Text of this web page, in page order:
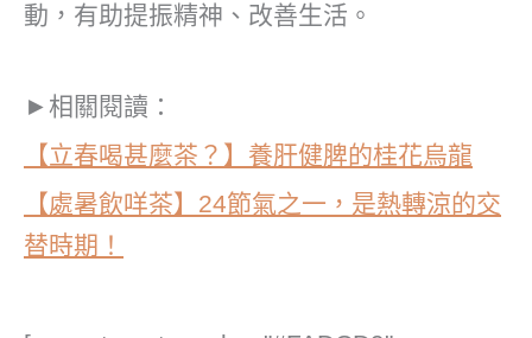
動，有助提振精神、改善生活。
►相關閱讀：
【立春喝甚麼茶？】養肝健脾的桂花烏龍
【處暑飲咩茶】24節氣之一，是熱轉涼的交
替時期！